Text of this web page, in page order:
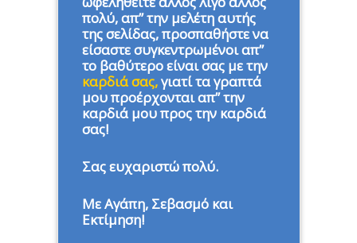
πολύ, απ” την μελέτη αυτής
της σελίδας, προσπαθήστε να
είσαστε συγκεντρωμένοι απ”
το βαθύτερο είναι σας με την
καρδιά σας,γιατί τα γραπτά
μου προέρχονται απ” την
καρδιά μου προς την καρδιά
σας!
Σας ευχαριστώ πολύ.
Με Αγάπη, Σεβασμό και
Εκτίμηση!